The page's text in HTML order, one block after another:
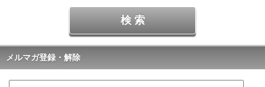
メルマガ登録・解除